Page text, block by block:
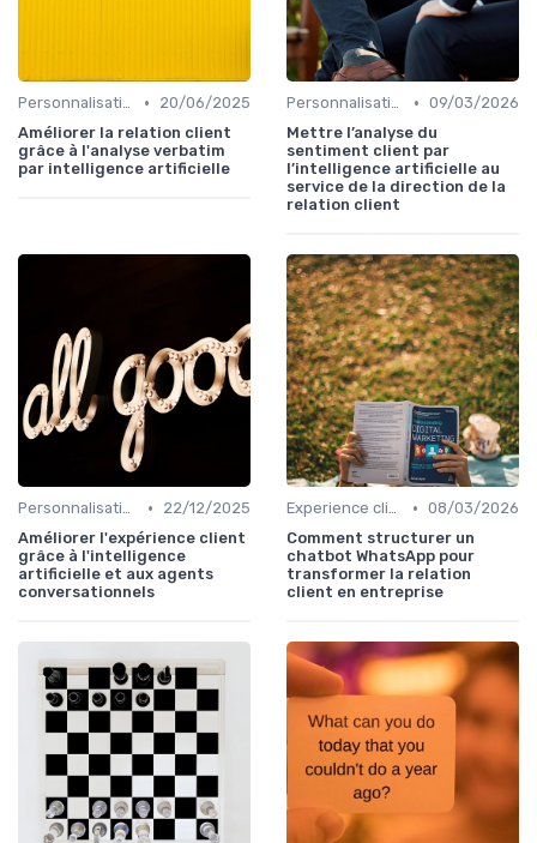
Personnalisation Relation client et intelligence artificielle •
20/06/2025
Améliorer la relation client
grâce à l'analyse verbatim
par intelligence artificielle
Personnalisation Relation client et intelligence artificielle • 09/03/2026
Mettre l’analyse du
sentiment client par
l’intelligence artificielle au
service de la direction de la
relation client
Personnalisation Relation client et intelligence artificielle •
22/12/2025
Améliorer l'expérience client
grâce à l'intelligence
artificielle et aux agents
conversationnels
Experience client • 08/03/2026
Comment structurer un
chatbot WhatsApp pour
transformer la relation
client en entreprise